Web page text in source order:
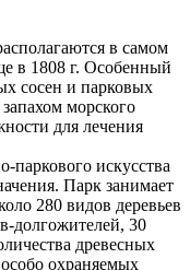
в самом
в 1808 г. Особенный
сосен и парковых
морского
для лечения
паркового искусства
Парк занимает
280 видов деревьев
долгожителей, 30
древесных
охраняемых